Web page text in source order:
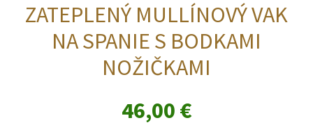
ZATEPLENÝ MULLÍNOVÝ VAK
NA SPANIE S BODKAMI
NOŽIČKAMI
46,00 €